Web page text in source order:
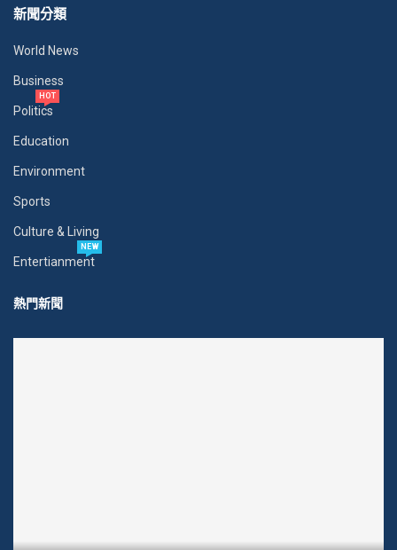
新聞分類
World News
Business
Politics
HOT
Education
Environment
Sports
Culture & Living
Entertianment
NEW
熱門新聞